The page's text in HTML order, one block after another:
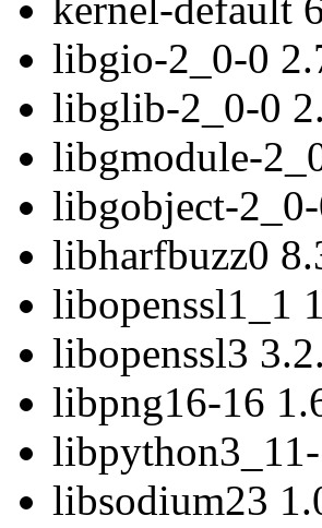
kernel-default
libgio-2_0-0
libglib-2_0-0
libgmodule-
libgobject-
libharfbuzz0
libopenssl1_1
libopenssl3
libpng16-16
libsodium23